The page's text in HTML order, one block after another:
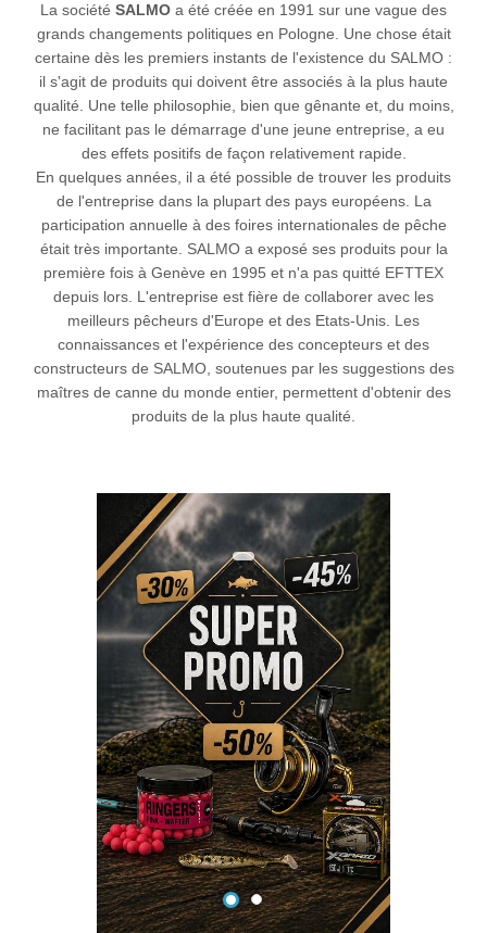
La société SALMO a été créée en 1991 sur une vague des
grands changements politiques en Pologne. Une chose était
certaine dès les premiers instants de l'existence du SALMO :
il s'agit de produits qui doivent être associés à la plus haute
qualité. Une telle philosophie, bien que gênante et, du moins,
ne facilitant pas le démarrage d'une jeune entreprise, a eu
des effets positifs de façon relativement rapide.
En quelques années, il a été possible de trouver les produits
de l'entreprise dans la plupart des pays européens. La
participation annuelle à des foires internationales de pêche
était très importante. SALMO a exposé ses produits pour la
première fois à Genève en 1995 et n'a pas quitté EFTTEX
depuis lors. L'entreprise est fière de collaborer avec les
meilleurs pêcheurs d'Europe et des Etats-Unis. Les
connaissances et l'expérience des concepteurs et des
constructeurs de SALMO, soutenues par les suggestions des
maîtres de canne du monde entier, permettent d'obtenir des
produits de la plus haute qualité.